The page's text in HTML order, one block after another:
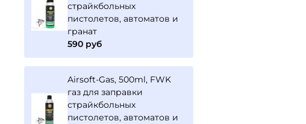
страйкбольных
пистолетов, автоматов и
гранат
590 руб
Airsoft-Gas, 500ml, FWK
газ для заправки
страйкбольных
пистолетов, автоматов и